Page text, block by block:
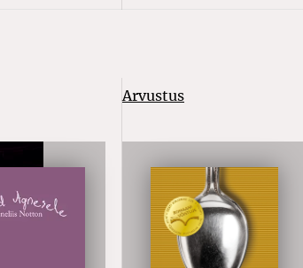
Arvustus